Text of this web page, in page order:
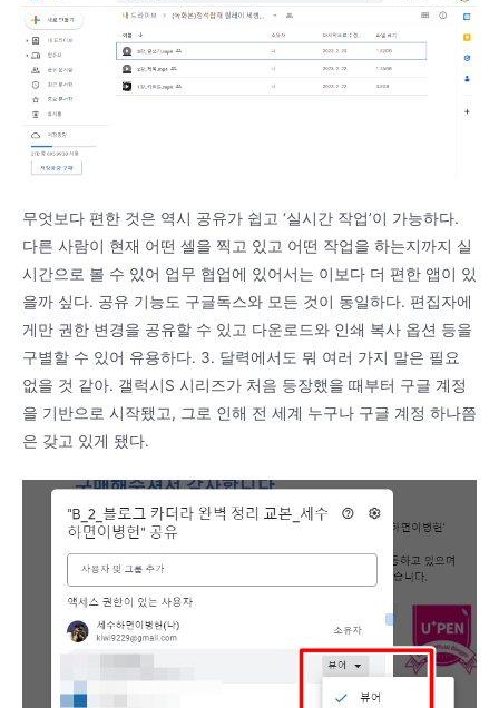
무엇보다 편한 것은 역시 공유가 쉽고 ‘실시간 작업’이 가능하다.
다른 사람이 현재 어떤 셀을 찍고 있고 어떤 작업을 하는지까지 실
시간으로 볼 수 있어 업무 협업에 있어서는 이보다 더 편한 앱이 있
을까 싶다. 공유 기능도 구글독스와 모든 것이 동일하다. 편집자에
게만 권한 변경을 공유할 수 있고 다운로드와 인쇄 복사 옵션 등을
구별할 수 있어 유용하다. 3. 달력에서도 뭐 여러 가지 말은 필요
없을 것 같아. 갤럭시S 시리즈가 처음 등장했을 때부터 구글 계정
을 기반으로 시작됐고, 그로 인해 전 세계 누구나 구글 계정 하나쯤
은 갖고 있게 됐다.